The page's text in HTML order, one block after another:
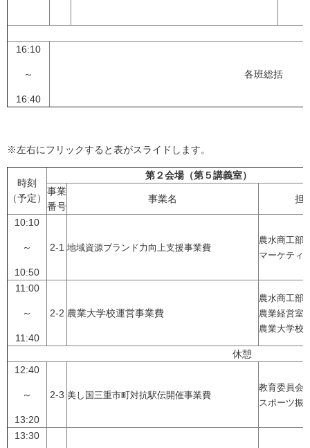
16:10
～
16:40
各班総括
※左右にフリックすると表がスライドします。
時刻
（予定）
第２会場（第５講義室）
事業
番号
事業名 担
10:10
～
10:50
2-1 地域資源ブランド力向上支援事業費
農水商工部
マーケティ
11:00
～
11:40
2-2 農業大学校運営事業費
農水商工部
農業経営室
農業大学校
休憩
12:40
～
13:20
2-3 美し国三重市町対抗駅伝開催事業費
教育委員会
スポーツ振
13:30